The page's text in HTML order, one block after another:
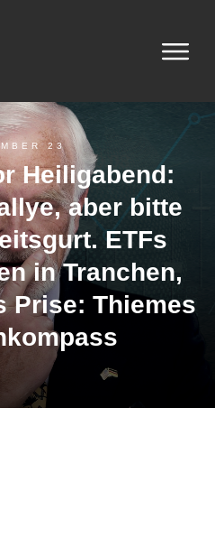
23
Heiligabend:
aber bitte
ETFs
in Tranchen,
Prise: Thiemes